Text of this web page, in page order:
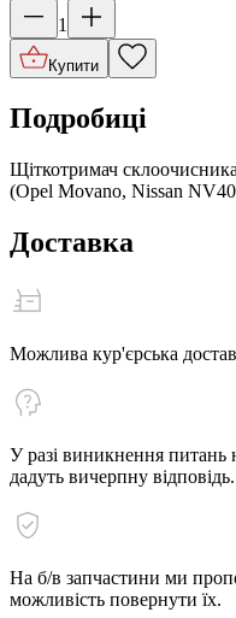
1
Купити
Подробиці
Щіткотримач
(Opel Movano, Nissan
Доставка
Можлива кур'єрська
У разі виникнення питань
дадуть вичерпну відповідь.
На б/в запчастини ми
можливість повернути їх.